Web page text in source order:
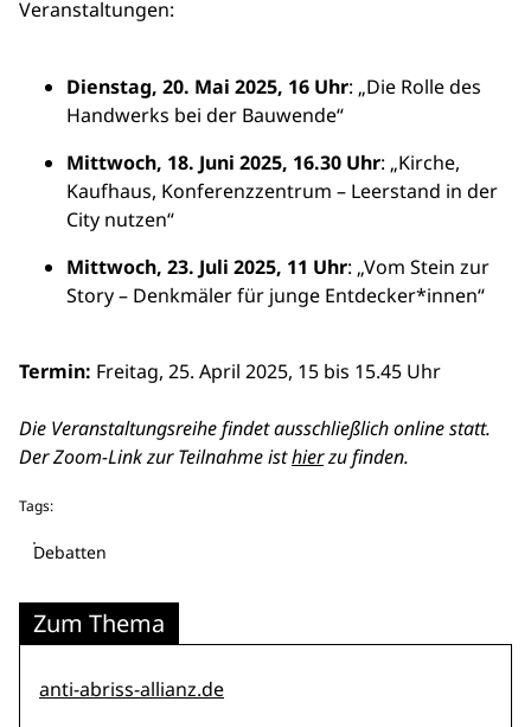
Veranstaltungen:
Dienstag, 20. Mai 2025, 16 Uhr: „Die Rolle des
Handwerks bei der Bauwende“
Mittwoch, 18. Juni 2025, 16.30 Uhr: „Kirche,
Kaufhaus, Konferenzzentrum – Leerstand in der
City nutzen“
Mittwoch, 23. Juli 2025, 11 Uhr: „Vom Stein zur
Story – Denkmäler für junge Entdecker*innen“
Termin: Freitag, 25. April 2025, 15 bis 15.45 Uhr
Die Veranstaltungsreihe findet ausschließlich online statt.
Der Zoom-Link zur Teilnahme isthierzu finden.
Tags:
Debatten
Zum Thema
anti-abriss-allianz.de